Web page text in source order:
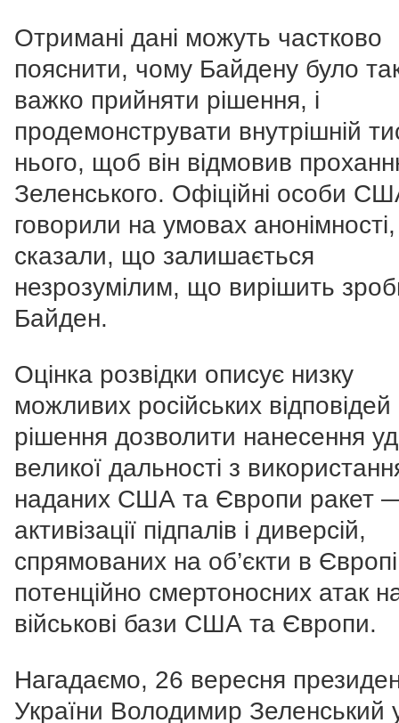
Отримані дані можуть частково
пояснити, чому Байдену було
важко прийняти рішення, і
продемонструвати внутрішній
нього, щоб він відмовив
Зеленського. Офіційні особи
говорили на умовах анонімності,
сказали, що залишається
незрозумілим, що вирішить
Байден.
Оцінка розвідки описує низку
можливих російських відповідей
рішення дозволити нанесення
великої дальності з
наданих США та Європи ракет
активізації підпалів і диверсій,
спрямованих на об’єкти в
потенційно смертоносних атак
військові бази США та Європи.
Нагадаємо, 26 вересня
України Володимир Зеленський